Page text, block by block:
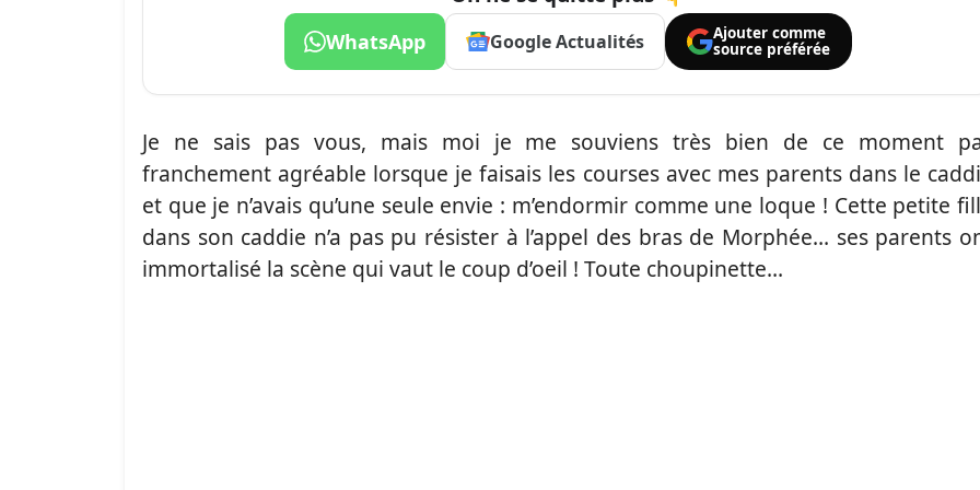
WhatsApp Google Actualités
Ajouter comme
source préférée
Je ne sais pas vous, mais moi je me souviens très bien de ce moment
franchement agréable lorsque je faisais les courses avec mes parents dans le
et que je n’avais qu’une seule envie : m’endormir comme une loque ! Cette petite
dans son caddie n’a pas pu résister à l’appel des bras de Morphée… ses parents
immortalisé la scène qui vaut le coup d’oeil ! Toute choupinette…